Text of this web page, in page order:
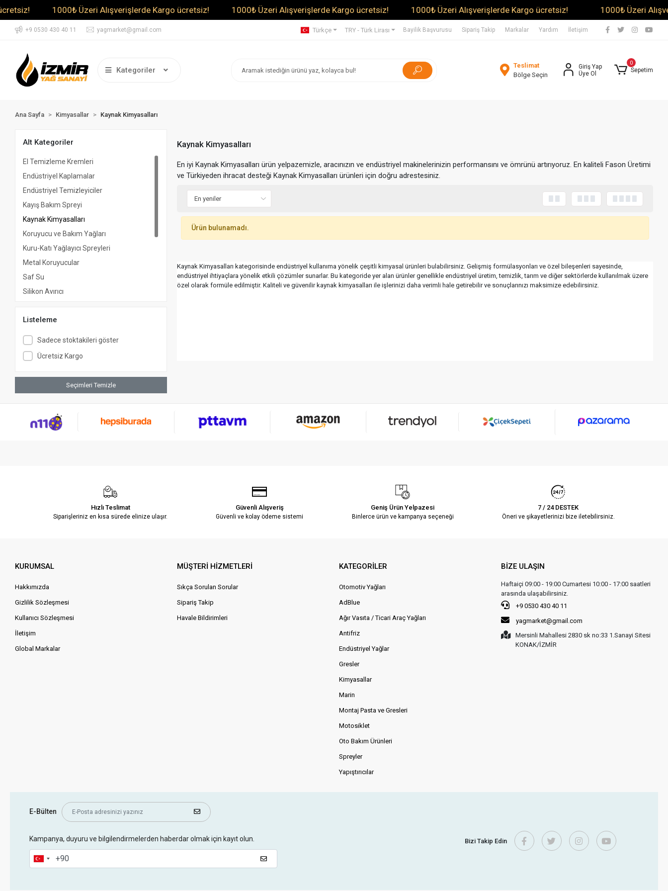
1000₺ Üzeri Alışverişlerde Kargo ücretsiz! 1000₺ Üzeri Alışverişlerde Kargo ücretsiz! 1000₺ Üzeri Alışverişlerde Kargo ücretsiz! 1000₺ Üzeri
+9 0530 430 40 11 yagmarket@gmail.com Türkçe TRY - Türk Lirası Bayilik Başvurusu Sipariş Takip Markalar Yardım İletişim
Kategoriler
Teslimat
Bölge Seçin
Giriş Yap
Üye Ol
0
Sepetim
Ana Sayfa Kimyasallar Kaynak Kimyasalları
Alt Kategoriler
El Temizleme Kremleri
Endüstriyel Kaplamalar
Endüstriyel Temizleyiciler
Kayış Bakım Spreyi
Kaynak Kimyasalları
Koruyucu ve Bakım Yağları
Kuru-Katı Yağlayıcı Spreyleri
Metal Koruyucular
Saf Su
Silikon Ayırıcı
Soğutma Sıvıları
Tinerler
Yüzey Koruyucu Kaplamalar
Yüzey Koruyucu Ürünler
Listeleme
Sadece stoktakileri göster
Ücretsiz Kargo
Seçimleri Temizle
Kaynak Kimyasalları
En iyi Kaynak Kimyasalları ürün yelpazemizle, aracınızın ve endüstriyel makinelerinizin performansını ve ömrünü artırıyoruz. En kaliteli Fason Üretimi
ve Türkiyeden ihracat desteği Kaynak Kimyasalları ürünleri için doğru adrestesiniz.
Ürün bulunamadı.
Kaynak Kimyasalları kategorisinde endüstriyel kullanıma yönelik çeşitli kimyasal ürünleri bulabilirsiniz. Gelişmiş formülasyonları ve özel bileşenleri sayesinde,
endüstriyel ihtiyaçlara yönelik etkili çözümler sunarlar. Bu kategoride yer alan ürünler genellikle endüstriyel üretim, temizlik, tarım ve diğer sektörlerde kullanılmak üzere
özel olarak formüle edilmiştir. Kaliteli ve güvenilir kaynak kimyasalları ile işlerinizi daha verimli hale getirebilir ve sonuçlarınızı maksimize edebilirsiniz.
Hızlı Teslimat
Siparişleriniz en kısa sürede elinize ulaşır.
Güvenli Alışveriş
Güvenli ve kolay ödeme sistemi
Geniş Ürün Yelpazesi
Binlerce ürün ve kampanya seçeneği
7 / 24 DESTEK
Öneri ve şikayetlerinizi bize iletebilirsiniz.
KURUMSAL
Hakkımızda
Gizlilik Sözleşmesi
Kullanıcı Sözleşmesi
İletişim
Global Markalar
MÜŞTERİ HİZMETLERİ
Sıkça Sorulan Sorular
Sipariş Takip
Havale Bildirimleri
KATEGORİLER
Otomotiv Yağları
AdBlue
Ağır Vasıta / Ticari Araç Yağları
Antifriz
Endüstriyel Yağlar
Gresler
Kimyasallar
Marin
Montaj Pasta ve Gresleri
Motosiklet
Oto Bakım Ürünleri
Spreyler
Yapıştırıcılar
BİZE ULAŞIN
Haftaiçi 09:00 - 19:00 Cumartesi 10:00 - 17:00 saatleri
arasında ulaşabilirsiniz.
+9 0530 430 40 11
yagmarket@gmail.com
Mersinli Mahallesi 2830 sk no:33 1.Sanayi Sitesi
KONAK/İZMİR
E-Bülten
Kampanya, duyuru ve bilgilendirmelerden haberdar olmak için kayıt olun. Bizi Takip Edin